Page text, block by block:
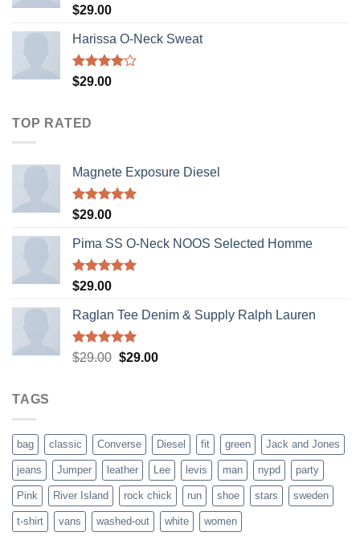
Rated
3.50
of 5
$29.00
Harissa O-Neck Sweat
Rated
4.00
$29.00
TOP RATED
Magnete Exposure Diesel
Rated5.00
$29.00
Pima SS O-Neck NOOS Selected Homme
Rated5.00
$29.00
Raglan Tee Denim & Supply Ralph Lauren
Rated5.00
$29.00 Original
$29.00Current
TAGS
bag classic Converse Diesel fit green Jack and Jones
jeans Jumper leather Lee levis man nypd party
Pink River Island rock chick run shoe stars sweden
t-shirt vans washed-out white women